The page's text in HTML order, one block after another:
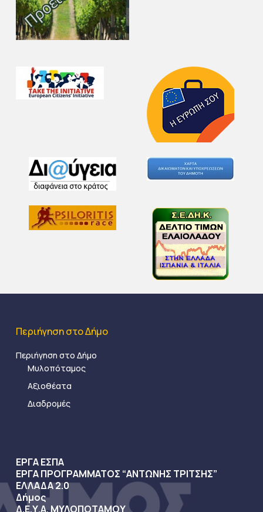
Περιήγηση στο Δήμο
Περιήγηση στο Δήμο
Μυλοπόταμος
Αξιοθέατα
Διαδρομές
ΕΡΓΑ ΕΣΠΑ
ΕΡΓΑ ΠΡΟΓΡΑΜΜΑΤΟΣ “ΑΝΤΩΝΗΣ ΤΡΙΤΣΗΣ”
ΕΛΛΑΔΑ 2.0
Δήμος
Δ.Ε.Υ.Α. ΜΥΛΟΠΟΤΑΜΟΥ